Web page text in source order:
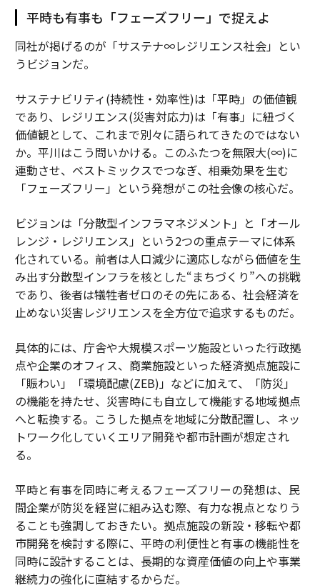
平時も有事も「フェーズフリー」で捉えよ
同社が掲げるのが「サステナ∞レジリエンス社会」とい
うビジョンだ。
サステナビリティ(持続性・効率性)は「平時」の価値観
であり、レジリエンス(災害対応力)は「有事」に紐づく
価値観として、これまで別々に語られてきたのではない
か。平川はこう問いかける。このふたつを無限大(∞)に
連動させ、ベストミックスでつなぎ、相乗効果を生む
「フェーズフリー」という発想がこの社会像の核心だ。
ビジョンは「分散型インフラマネジメント」と「オール
レンジ・レジリエンス」という2つの重点テーマに体系
化されている。前者は人口減少に適応しながら価値を生
み出す分散型インフラを核とした“まちづくり”への挑戦
であり、後者は犠牲者ゼロのその先にある、社会経済を
止めない災害レジリエンスを全方位で追求するものだ。
具体的には、庁舎や大規模スポーツ施設といった行政拠
点や企業のオフィス、商業施設といった経済拠点施設に
「賑わい」「環境配慮(ZEB)」などに加えて、「防災」
の機能を持たせ、災害時にも自立して機能する地域拠点
へと転換する。こうした拠点を地域に分散配置し、ネッ
トワーク化していくエリア開発や都市計画が想定され
る。
平時と有事を同時に考えるフェーズフリーの発想は、民
間企業が防災を経営に組み込む際、有力な視点となりう
ることも強調しておきたい。拠点施設の新設・移転や都
市開発を検討する際に、平時の利便性と有事の機能性を
同時に設計することは、長期的な資産価値の向上や事業
継続力の強化に直結するからだ。